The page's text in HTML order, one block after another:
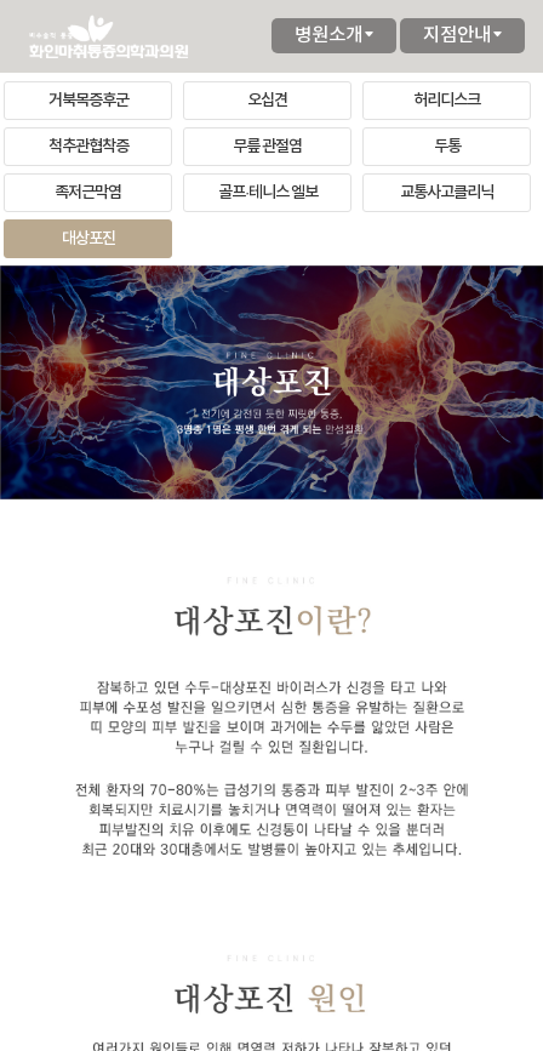
병원소개 지점안내
거북목증후군 오십견 허리디스크
척추관협착증 무릎 관절염 두통
족저근막염 골프·테니스 엘보 교통사고클리닉
대상포진